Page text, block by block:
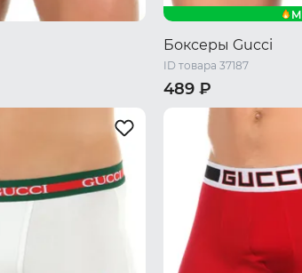
M
Боксеры Gucci
ID товара 37187
489 ₽
XXL